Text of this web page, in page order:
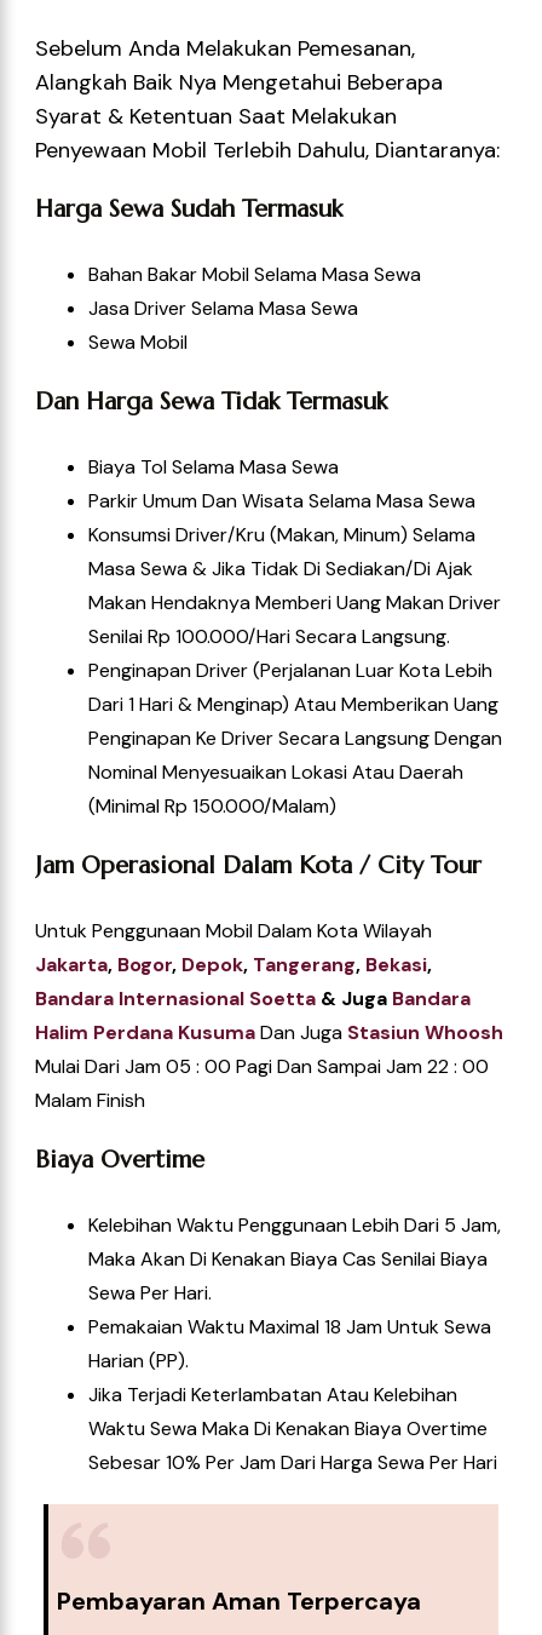
Sebelum Anda Melakukan Pemesanan,
Alangkah Baik Nya Mengetahui Beberapa
Syarat & Ketentuan Saat Melakukan
Penyewaan Mobil Terlebih Dahulu, Diantaranya:
Harga Sewa Sudah Termasuk
Bahan Bakar Mobil Selama Masa Sewa
Jasa Driver Selama Masa Sewa
Sewa Mobil
Dan Harga Sewa Tidak Termasuk
Biaya Tol Selama Masa Sewa
Parkir Umum Dan Wisata Selama Masa Sewa
Konsumsi Driver/kru (Makan, Minum) Selama
Masa Sewa & Jika Tidak Di Sediakan/di Ajak
Makan Hendaknya Memberi Uang Makan Driver
Senilai Rp 100.000/hari Secara Langsung.
Penginapan Driver (perjalanan Luar Kota Lebih
Dari 1 Hari & Menginap) Atau Memberikan Uang
Penginapan Ke Driver Secara Langsung Dengan
Nominal Menyesuaikan Lokasi Atau Daerah
(Minimal Rp 150.000/Malam)
Jam Operasional Dalam Kota / City Tour
Untuk Penggunaan Mobil Dalam Kota Wilayah
Jakarta, Bogor, Depok, Tangerang, Bekasi,
BaNdara Internasional Soetta & Juga Bandara
Halim Perdana KusumaDan Juga Stasiun Whoosh
Mulai Dari Jam 05 : 00 Pagi Dan Sampai Jam 22 : 00
Malam Finish
Biaya Overtime
Kelebihan Waktu Penggunaan Lebih Dari 5 Jam,
Maka Akan Di Kenakan Biaya Cas Senilai Biaya
Sewa Per Hari.
Pemakaian Waktu Maximal 18 Jam Untuk Sewa
Harian (PP).
Jika Terjadi Keterlambatan Atau Kelebihan
Waktu Sewa Maka Di Kenakan Biaya Overtime
Sebesar 10% Per Jam Dari Harga Sewa Per Hari
Pembayaran Aman Terpercaya